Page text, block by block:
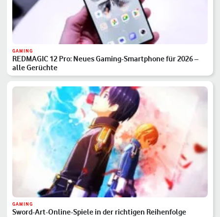
GAMING
REDMAGIC 12 Pro: Neues Gaming-Smartphone für 2026 –
alle Gerüchte
GAMING
Sword-Art-Online-Spiele in der richtigen Reihenfolge